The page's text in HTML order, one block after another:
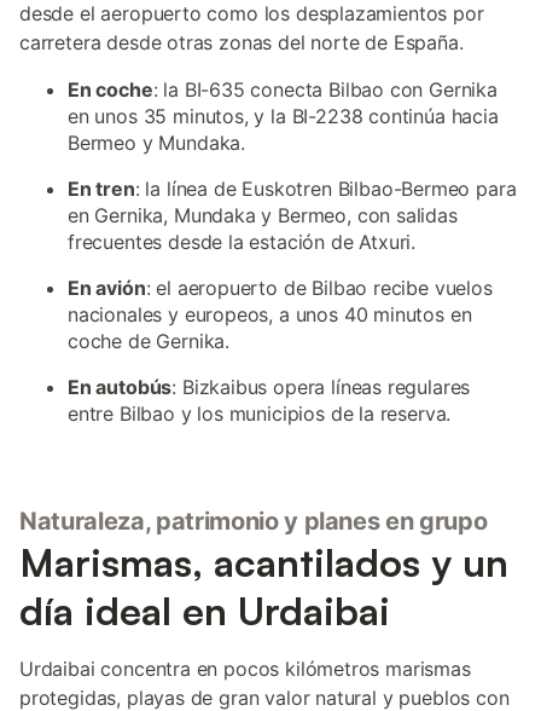
desde el aeropuerto como los desplazamientos por
carretera desde otras zonas del norte de España.
En coche: la BI-635 conecta Bilbao con Gernika
en unos 35 minutos, y la BI-2238 continúa hacia
Bermeo y Mundaka.
En tren: la línea de Euskotren Bilbao-Bermeo para
en Gernika, Mundaka y Bermeo, con salidas
frecuentes desde la estación de Atxuri.
En avión: el aeropuerto de Bilbao recibe vuelos
nacionales y europeos, a unos 40 minutos en
coche de Gernika.
En autobús: Bizkaibus opera líneas regulares
entre Bilbao y los municipios de la reserva.
Naturaleza, patrimonio y planes en grupo
Marismas, acantilados y un
día ideal en Urdaibai
Urdaibai concentra en pocos kilómetros marismas
protegidas, playas de gran valor natural y pueblos con